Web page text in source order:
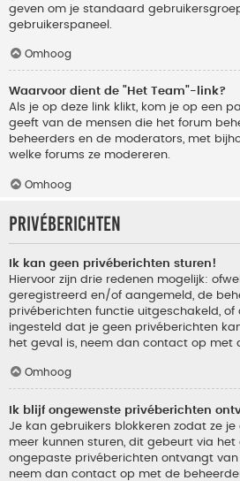
geven om je standaard
gebruikerspaneel.
Omhoog
Waarvoor dient de "Het Team"-link?
Als je op deze link klikt, kom je op een
geeft van de mensen die het forum
beheerders en de moderators, met
welke forums ze modereren.
Omhoog
Privéberichten
Ik kan geen privéberichten sturen!
Hiervoor zijn drie redenen mogelijk:
geregistreerd en/of aangemeld, de
privéberichten functie uitgeschakeld, of
ingesteld dat je geen privéberichten
het geval is, neem dan contact op met
Omhoog
Ik blijf ongewenste privéberichten
Je kan gebruikers blokkeren zodat ze
meer kunnen sturen, dit gebeurt via het
ongepaste privéberichten ontvangt
neem dan contact op met de